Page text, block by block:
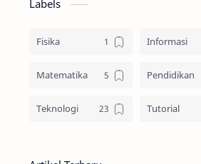
Labels
Fisika Informasi
Matematika Pendidikan
Teknologi Tutorial